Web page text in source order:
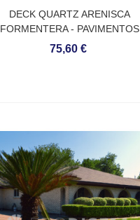
DECK QUARTZ ARENISCA
FORMENTERA - PAVIMENTOS
CONTÍNUOS DE QUARTZO
75,60 €